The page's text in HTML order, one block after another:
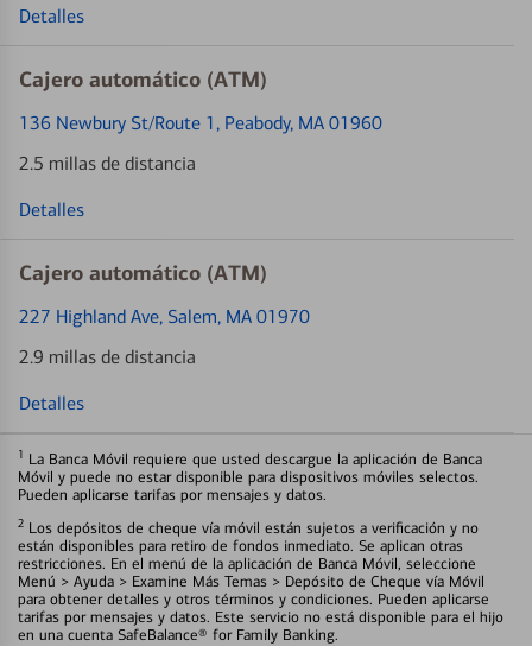
Detalles
Cajero automático (ATM)
136 Newbury St/Route 1 , Peabody, MA 01960
2.5 millas de distancia
Detalles
Cajero automático (ATM)
227 Highland Ave, Salem, MA 01970
2.9 millas de distancia
Detalles
1 La Banca Móvil requiere que usted descargue la aplicación de Banca
Móvil y puede no estar disponible para dispositivos móviles selectos.
Pueden aplicarse tarifas por mensajes y datos.
2 Los depósitos de cheque vía móvil están sujetos a verificación y no
están disponibles para retiro de fondos inmediato. Se aplican otras
restricciones. En el menú de la aplicación de Banca Móvil, seleccione
Menú > Ayuda > Examine Más Temas > Depósito de Cheque vía Móvil
para obtener detalles y otros términos y condiciones. Pueden aplicarse
tarifas por mensajes y datos. Este servicio no está disponible para el hijo
en una cuenta SafeBalance® for Family Banking.